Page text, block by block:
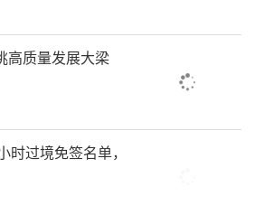
高质量发展大梁
过境免签名单，